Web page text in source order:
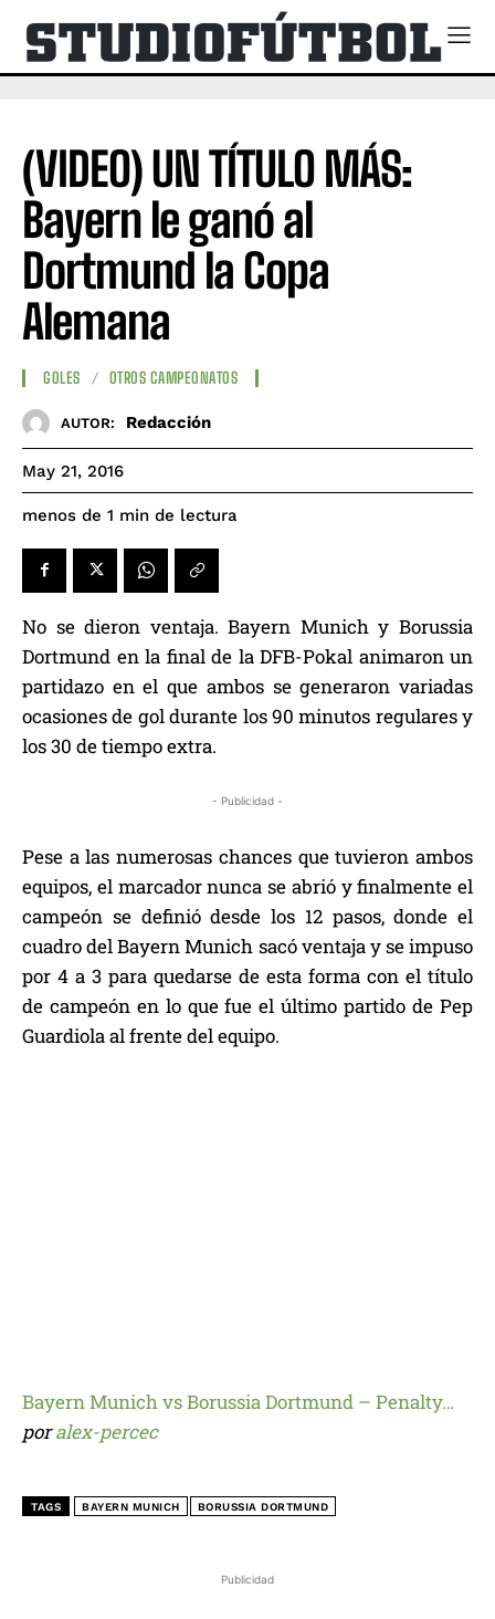
Publicidad
(VIDEO) UN TÍTULO MÁS:
Bayern le ganó al
Dortmund la Copa
Alemana
GOLES OTROS CAMPEONATOS
AUTOR: Redacción
May 21, 2016
menos de 1 min de lectura
No se dieron ventaja. Bayern Munich y Borussia
Dortmund en la final de la DFB-Pokal animaron un
partidazo en el que ambos se generaron variadas
ocasiones de gol durante los 90 minutos regulares y
los 30 de tiempo extra.
- Publicidad -
Pese a las numerosas chances que tuvieron ambos
equipos, el marcador nunca se abrió y finalmente el
campeón se definió desde los 12 pasos, donde el
cuadro del Bayern Munich sacó ventaja y se impuso
por 4 a 3 para quedarse de esta forma con el título
de campeón en lo que fue el último partido de Pep
Guardiola al frente del equipo.
Bayern Munich vs Borussia Dortmund – Penalty…
poralex-percec
TAGS BAYERN MUNICH BORUSSIA DORTMUND